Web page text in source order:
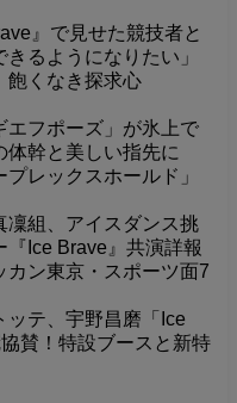
』で見せた競技者と
るようになりたい」
飽くなき探求心
エフポーズ」が氷上で
体幹と美しい指先に
プレックスホールド」
凜組、アイスダンス挑
『Ice Brave』共演詳報
カン東京・スポーツ面7
ッテ、宇野昌磨「Ice
賛！特設ブースと新特